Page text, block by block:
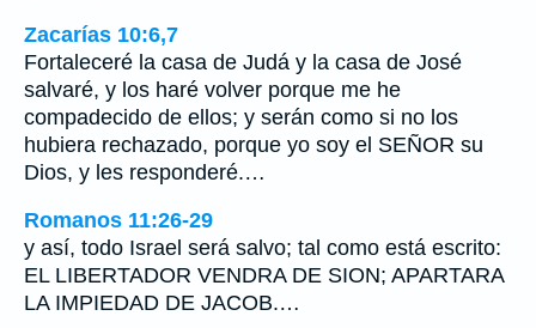
Zacarías 10:6,7
Fortaleceré la casa de Judá y la casa de José
salvaré, y los haré volver porque me he
compadecido de ellos; y serán como si no los
hubiera rechazado, porque yo soy el SEÑOR su
Dios, y les responderé.…
Romanos 11:26-29
y así, todo Israel será salvo; tal como está escrito:
EL LIBERTADOR VENDRA DE SION; APARTARA
LA IMPIEDAD DE JACOB.…